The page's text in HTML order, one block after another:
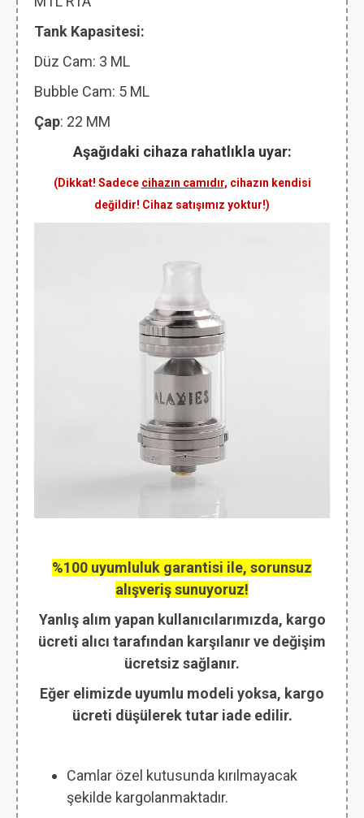
Tank Kapasitesi:
Düz Cam: 3 ML
Bubble Cam: 5 ML
Çap: 22 MM
Aşağıdaki cihaza rahatlıkla uyar:
(Dikkat! Sadece cihazın camıdır, cihazın kendisi
değildir! Cihaz satışımız yoktur!)
%100 uyumluluk garantisi ile, sorunsuz
alışveriş sunuyoruz!
Yanlış alım yapan kullanıcılarımızda, kargo
ücreti alıcı tarafından karşılanır ve değişim
ücretsiz sağlanır.
Eğer elimizde uyumlu modeli yoksa, kargo
ücreti düşülerek tutar iade edilir.
Camlar özel kutusunda kırılmayacak
şekilde kargolanmaktadır.